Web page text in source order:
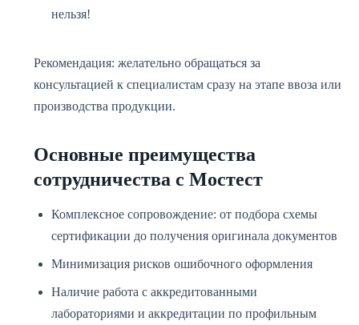
нельзя!
Рекомендация: желательно обращаться за
консультацией к специалистам сразу на этапе ввоза или
производства продукции.
Основные преимущества
сотрудничества с Мостест
Комплексное сопровождение: от подбора схемы
сертификации до получения оригинала документов
Минимизация рисков ошибочного оформления
Наличие работа с аккредитованными
лабораториями и аккредитации по профильным